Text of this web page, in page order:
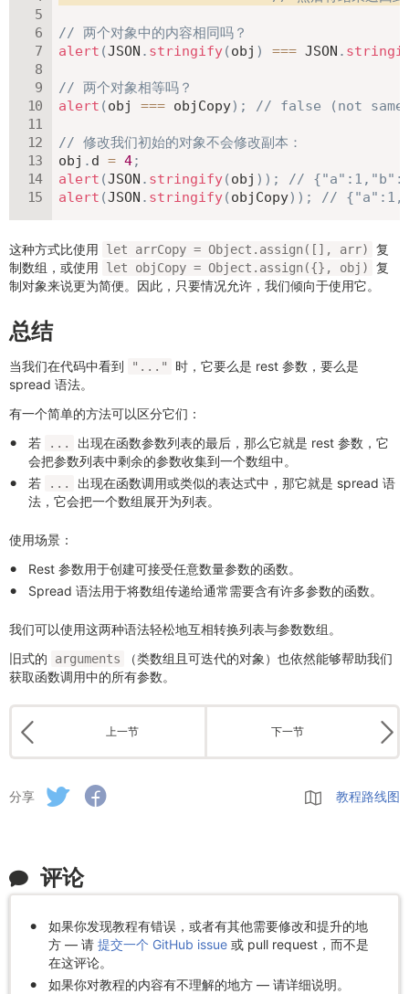
// 两个对象中的内容相同吗？
alert (JSON . stringify(obj ) === JSON .
// 两个对象相等吗？
alert (obj === objCopy) ; // false (not same
// 修改我们初始的对象不会修改副本：
obj . d = 4;
alert (JSON . stringify(obj ) ) ;
//
alert (JSON . stringify(objCopy) ) ; //
这种方式比使用 let arrCopy = Object.assign([], arr)
复
制数组，或使用
let objCopy = Object.assign({}, obj)
复
制对象来说更为简便。因此，只要情况允许，我们倾向于使用它。
总结
当我们在代码中看到 "..."
时，它要么是 rest 参数，要么是
spread 语法。
有一个简单的方法可以区分它们：
若
...
出现在函数参数列表的最后，那么它就是 rest 参数，它
会把参数列表中剩余的参数收集到一个数组中。
若
...
出现在函数调用或类似的表达式中，那它就是 spread 语
法，它会把一个数组展开为列表。
使用场景：
Rest 参数用于创建可接受任意数量参数的函数。
Spread 语法用于将数组传递给通常需要含有许多参数的函数。
我们可以使用这两种语法轻松地互相转换列表与参数数组。
旧式的
arguments
（类数组且可迭代的对象）也依然能够帮助我们
获取函数调用中的所有参数。
上一节 下一节
分享 教程路线图
评论
如果你发现教程有错误，或者有其他需要修改和提升的地
方 — 请 提交一个 GitHub issue 或 pull request，而不是
在这评论。
如果你对教程的内容有不理解的地方 — 请详细说明。